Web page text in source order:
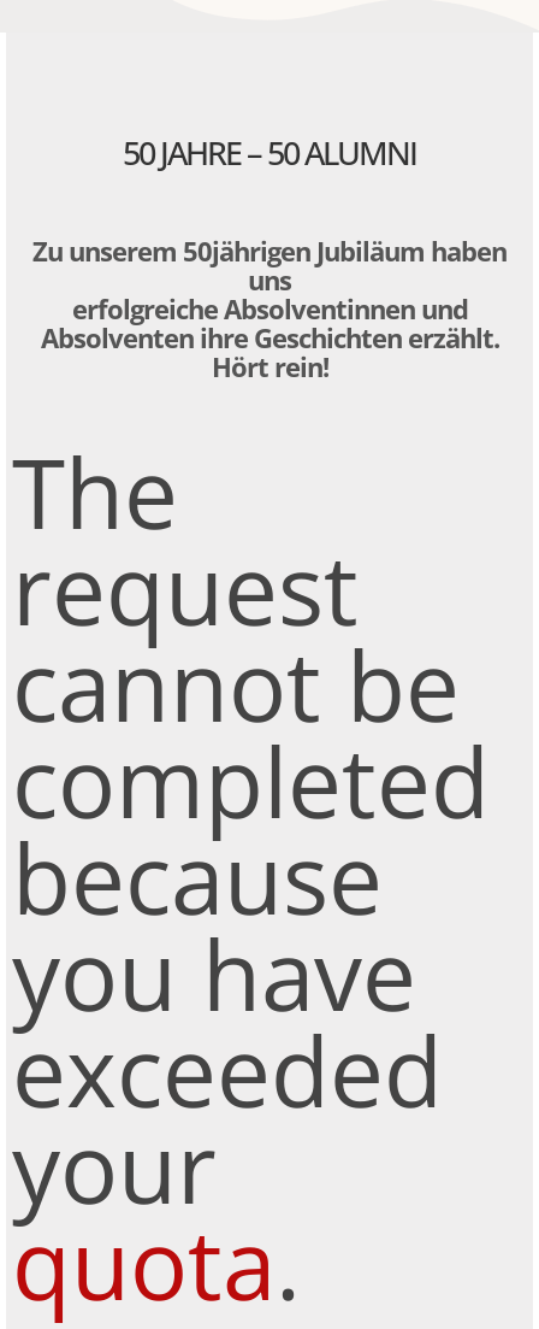
50 JAHRE – 50 ALUMNI
Zu unserem 50jährigen Jubiläum haben
uns
erfolgreiche Absolventinnen und
Absolventen ihre Geschichten erzählt.
Hört rein!
The
request
cannot be
completed
because
you have
exceeded
your
quota.